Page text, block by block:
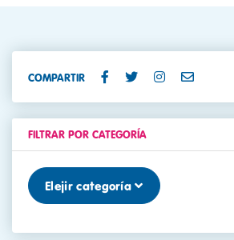
COMPARTIR
FILTRAR POR CATEGORÍA
Elejir categoría